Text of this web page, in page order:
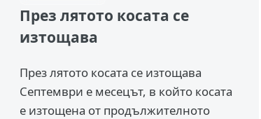
През лятото косата се
изтощава
През лятото косата се изтощава
Септември е месецът, в който косата
е изтощена от продължителното